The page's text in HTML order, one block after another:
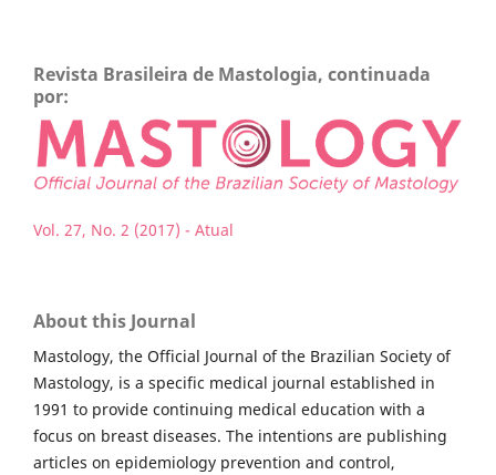
Revista Brasileira de Mastologia, continuada
por:
Vol. 27, No. 2 (2017) - Atual
About this Journal
Mastology, the Official Journal of the Brazilian Society of
Mastology, is a specific medical journal established in
1991 to provide continuing medical education with a
focus on breast diseases. The intentions are publishing
articles on epidemiology prevention and control,